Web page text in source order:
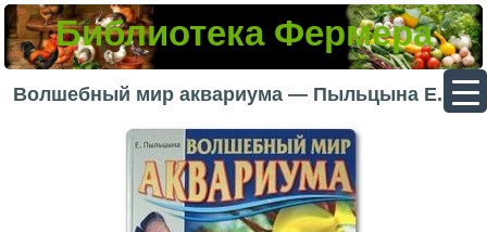
Библиотека Фермера
Волшебный мир аквариума — Пыльцына Е. Е.